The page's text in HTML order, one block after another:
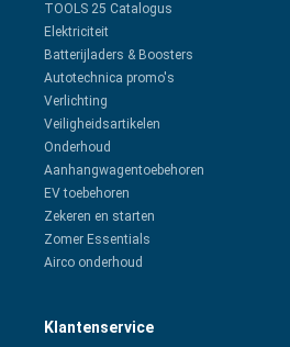
TOOLS 25 Catalogus
Elektriciteit
Batterijladers & Boosters
Autotechnica promo's
Verlichting
Veiligheidsartikelen
Onderhoud
Aanhangwagentoebehoren
EV toebehoren
Zekeren en starten
Zomer Essentials
Airco onderhoud
Klantenservice